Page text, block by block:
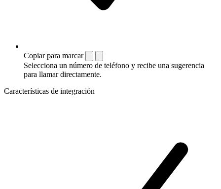
Copiar para marcar
Selecciona un número de teléfono y recibe una sugerencia
para llamar directamente.
Características de integración